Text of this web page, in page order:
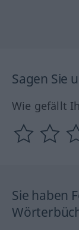
Sagen Sie
Wie gefällt
Sie haben